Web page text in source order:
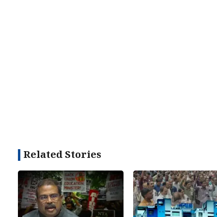
Related Stories